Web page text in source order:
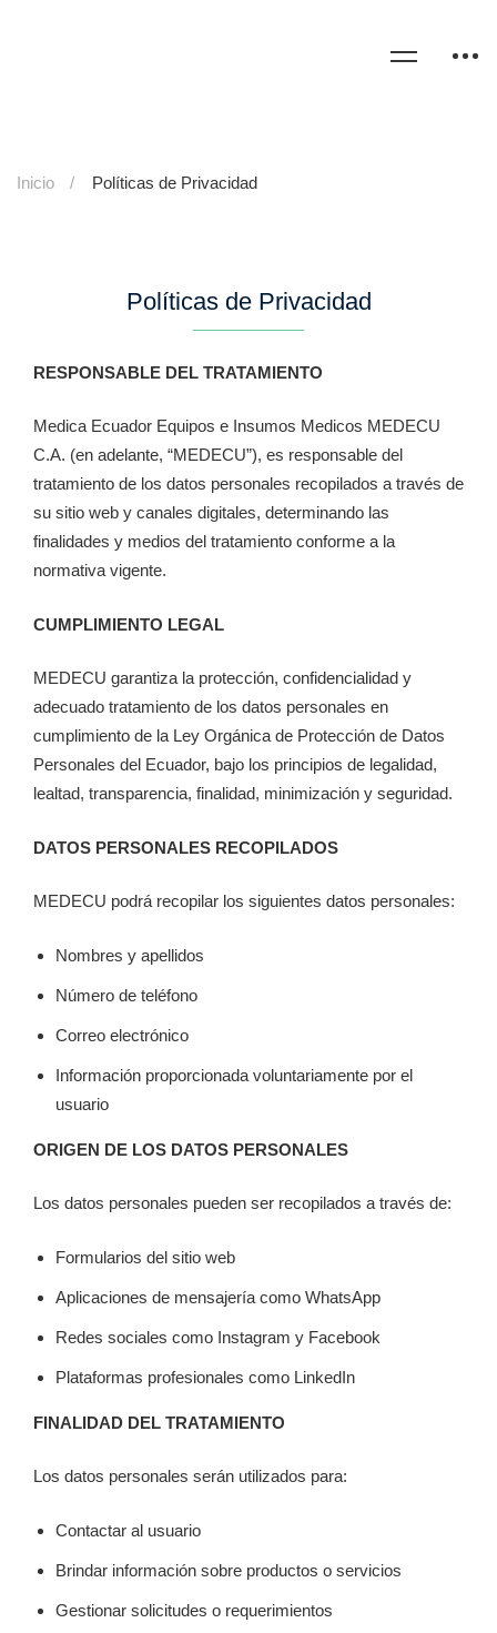
Inicio Políticas de Privacidad
Políticas de Privacidad
RESPONSABLE DEL TRATAMIENTO
Medica Ecuador Equipos e Insumos Medicos MEDECU
C.A. (en adelante, “MEDECU”), es responsable del
tratamiento de los datos personales recopilados a través de
su sitio web y canales digitales, determinando las
finalidades y medios del tratamiento conforme a la
normativa vigente.
CUMPLIMIENTO LEGAL
MEDECU garantiza la protección, confidencialidad y
adecuado tratamiento de los datos personales en
cumplimiento de la Ley Orgánica de Protección de Datos
Personales del Ecuador, bajo los principios de legalidad,
lealtad, transparencia, finalidad, minimización y seguridad.
DATOS PERSONALES RECOPILADOS
MEDECU podrá recopilar los siguientes datos personales:
Nombres y apellidos
Número de teléfono
Correo electrónico
Información proporcionada voluntariamente por el
usuario
ORIGEN DE LOS DATOS PERSONALES
Los datos personales pueden ser recopilados a través de:
Formularios del sitio web
Aplicaciones de mensajería como WhatsApp
Redes sociales como Instagram y Facebook
Plataformas profesionales como LinkedIn
FINALIDAD DEL TRATAMIENTO
Los datos personales serán utilizados para:
Contactar al usuario
Brindar información sobre productos o servicios
Gestionar solicitudes o requerimientos